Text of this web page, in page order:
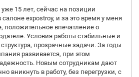
15 лет, сейчас на позиции
expostroy, и за это время у меня
положительное впечатление о
Условия работы стабильные и
прозрачные задачи. За годы
развивается, при этом
Новым сотрудникам дают
вникнуть в работу, без перегрузки, с